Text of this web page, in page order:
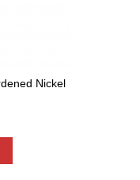
Nickel